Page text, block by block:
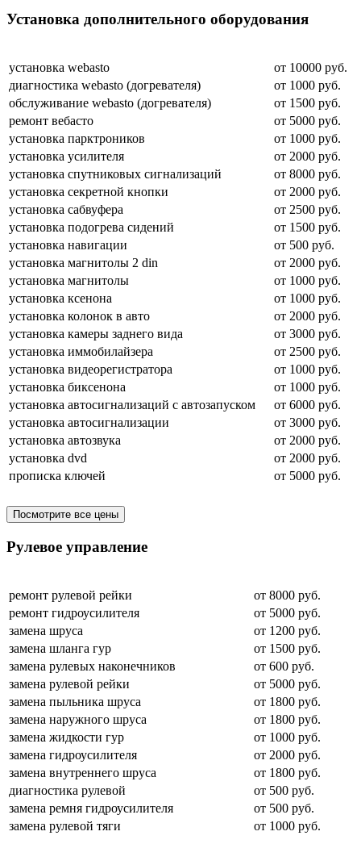
Установка дополнительного оборудования
установка webasto
от 10000 руб.
диагностика webasto (догревателя)
от 1000 руб.
обслуживание webasto (догревателя)
от 1500 руб.
ремонт вебасто
от 5000 руб.
установка парктроников
от 1000 руб.
установка усилителя
от 2000 руб.
установка спутниковых сигнализаций
от 8000 руб.
установка секретной кнопки
от 2000 руб.
установка сабвуфера
от 2500 руб.
установка подогрева сидений
от 1500 руб.
установка навигации
от 500 руб.
установка магнитолы 2 din
от 2000 руб.
установка магнитолы
от 1000 руб.
установка ксенона
от 1000 руб.
установка колонок в авто
от 2000 руб.
установка камеры заднего вида
от 3000 руб.
установка иммобилайзера
от 2500 руб.
установка видеорегистратора
от 1000 руб.
установка биксенона
от 1000 руб.
установка автосигнализаций с автозапуском
от 6000 руб.
установка автосигнализации
от 3000 руб.
установка автозвука
от 2000 руб.
установка dvd
от 2000 руб.
прописка ключей
от 5000 руб.
Посмотрите все цены
Рулевое управление
ремонт рулевой рейки
от 8000 руб.
ремонт гидроусилителя
от 5000 руб.
замена шруса
от 1200 руб.
замена шланга гур
от 1500 руб.
замена рулевых наконечников
от 600 руб.
замена рулевой рейки
от 5000 руб.
замена пыльника шруса
от 1800 руб.
замена наружного шруса
от 1800 руб.
замена жидкости гур
от 1000 руб.
замена гидроусилителя
от 2000 руб.
замена внутреннего шруса
от 1800 руб.
диагностика рулевой
от 500 руб.
замена ремня гидроусилителя
от 500 руб.
замена рулевой тяги
от 1000 руб.